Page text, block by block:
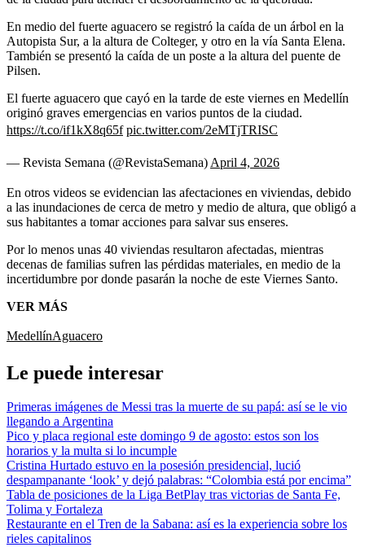
En medio del fuerte aguacero se registró la caída de un árbol en la
Autopista Sur, a la altura de Colteger, y otro en la vía Santa Elena.
También se presentó la caída de un poste a la altura del puente de
Pilsen.
El fuerte aguacero que cayó en la tarde de este viernes en Medellín
originó graves emergencias en varios puntos de la ciudad.
https://t.co/if1kX8q65f pic.twitter.com/2eMTjTRISC
— Revista Semana (@RevistaSemana) April 4, 2026
En otros videos se evidencian las afectaciones en viviendas, debido
a las inundaciones de cerca de metro y medio de altura, que obligó a
sus habitantes a tomar acciones para salvar sus enseres.
Por lo menos unas 40 viviendas resultaron afectadas, mientras
decenas de familias sufren las pérdidas materiales, en medio de la
incertidumbre por donde pasarán la noche de este Viernes Santo.
VER MÁS
MedellínAguacero
Le puede interesar
Primeras imágenes de Messi tras la muerte de su papá: así se le vio
llegando a Argentina
Pico y placa regional este domingo 9 de agosto: estos son los
horarios y la multa si lo incumple
Cristina Hurtado estuvo en la posesión presidencial, lució
despampanante ‘look’ y dejó palabras: “Colombia está por encima”
Tabla de posiciones de la Liga BetPlay tras victorias de Santa Fe,
Tolima y Fortaleza
Restaurante en el Tren de la Sabana: así es la experiencia sobre los
rieles capitalinos